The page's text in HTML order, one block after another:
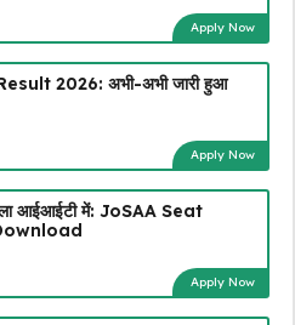
Apply Now
2026: अभी-अभी जारी हुआ
Apply Now
आईआईटी में: JoSAA Seat
Apply Now